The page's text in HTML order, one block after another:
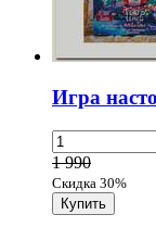
Игра
1 990
Скидка 30%